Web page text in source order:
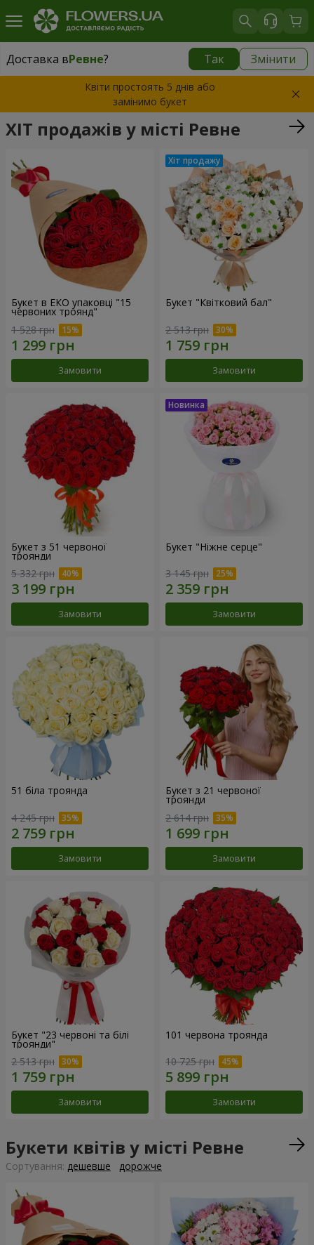
Доставка вРевне? Так Змінити
Доставка вРевне
Квіти простоять 5 днів або
замінимо букет
ХІТ продажів у місті Ревне
Букет в ЕКО упаковці "15
червоних троянд"
1 528 грн
Замовити
Букет "Квітковий бал"
2 513 грн
Замовити
Букет з 51 червоної
троянди
5 332 грн
Замовити
Букет "Ніжне серце"
3 145 грн
Замовити
51 біла троянда
4 245 грн
Замовити
Букет з 21 червоної
троянди
2 614 грн
Замовити
Букет "23 червоні та білі
троянди"
2 513 грн
Замовити
101 червона троянда
10 725 грн
Замовити
Букети квітів у місті Ревне
Сортування: дешевше дорожче